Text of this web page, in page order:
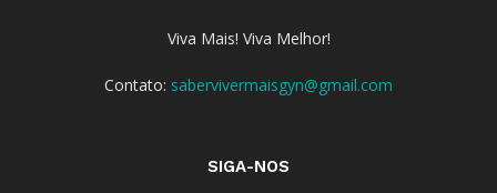
Viva Mais! Viva Melhor!
Contato: sabervivermaisgyn@gmail.com
SIGA-NOS